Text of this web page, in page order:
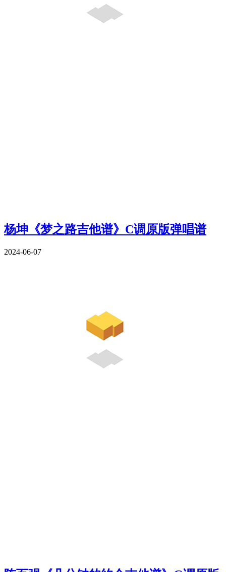
杨坤《梦之路吉他谱》C调原版弹唱谱
2024-06-07